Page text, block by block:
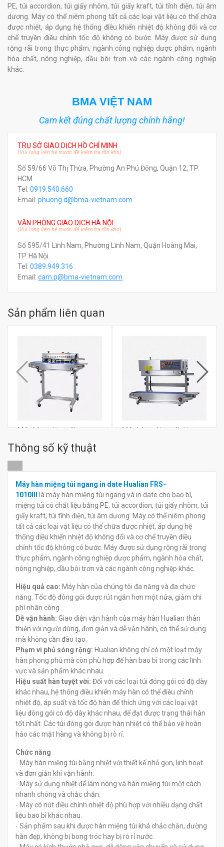
PE, túi accordion, túi giấy nhôm, túi giấy kraft, túi tĩnh điện, túi âm
dương. Máy có thể niêm phong tất cả các loại vật liệu có thể chữa
được nhiệt, áp dụng hệ thống điều khiển nhiệt độ không đổi và cơ
chế truyền điều chỉnh tốc độ không có bước. Máy được sử dụng
rộng rãi trong thực phẩm, ngành công nghiệp dược phẩm, ngành
hóa chất, nông nghiệp, dầu bôi trơn và các ngành công nghiệp
khác.
BMA VIỆT NAM
Cam kết đúng chất lượng chính hãng!
TRỤ SỞ GIAO DỊCH HỒ CHÍ MINH
(Vui lòng liên hệ trước để kiểm tra tồn kho)
Số 59/66 Võ Thị Thừa, Phường An Phú Đông, Quận 12, TP.
HCM.
Tel: 0919.540.660
Email: phuong.d@bma-vietnam.com
VĂN PHÒNG GIAO DỊCH HÀ NỘI
(Vui lòng liên hệ trước để kiểm tra tồn kho)
Số 595/41 Lĩnh Nam, Phường Lĩnh Nam, Quận Hoàng Mai,
TP. Hà Nội.
Tel: 0389.949.316
Email: cam.p@bma-vietnam.com
Sản phẩm liên quan
Máy hàn miệng túi ngang
770III
0đ
Máy hàn miệng túi đứng
0đ
Thông số kỹ thuật
Máy hàn miệng túi ngang in date Hualian FRS-
1010III
là máy hàn miệng túi ngang và in date cho bao bì,
miệng túi có chất liệu bằng PE, túi accordion, túi giấy nhôm, túi
giấy kraft, túi tĩnh điện, túi âm dương. Máy có thể niêm phong
tất cả các loại vật liệu có thể chữa được nhiệt, áp dụng hệ
thống điều khiển nhiệt độ không đổi và cơ chế truyền điều
chỉnh tốc độ không có bước. Máy được sử dụng rộng rãi trong
thực phẩm, ngành công nghiệp dược phẩm, ngành hóa chất,
nông nghiệp, dầu bôi trơn và các ngành công nghiệp khác.
Hiệu quả cao: Máy hàn của chúng tôi đa năng và đa chức
năng. Tốc độ đóng gói được rút ngắn hơn một nửa, giảm chi
phí nhân công.
Dễ vận hành: Giao diện vận hành của máy hàn Hualian thân
thiện với người dùng, đơn giản và dễ vận hành, có thể sử dụng
mà không cần đào tạo.
Phạm vi phủ sóng rộng: Hualian không chỉ có một loạt máy
hàn phong phú mà còn phù hợp để hàn bao bì trong các lĩnh
vực và sản phẩm khác nhau.
Hiệu suất hàn tuyệt vời: Đối với các loại túi đóng gói có độ dày
khác nhau, hệ thống điều khiển máy hàn có thể điều chỉnh
nhiệt độ, áp suất và tốc độ hàn để thích ứng với các loại vật
liệu đóng gói có độ dày khác nhau, để đạt được trạng thái hàn
tốt nhất. Các túi đóng gói được hàn nhiệt có thể bảo vệ hoàn
hảo các mặt hàng và không bị rò rỉ.
Chức năng
- Máy hàn miệng túi bằng nhiệt với thiết kế nhỏ gọn, linh hoạt
và đơn giản khi vận hành.
- Máy sử dụng nhiệt để làm nóng và hàn miệng túi một cách
nhanh chóng và chắc chắn.
- Máy có nút điều chỉnh nhiệt độ phù hợp với nhiều dạng chất
liệu bao bì khác nhau.
- Sản phẩm sau khi được hàn miệng túi khá chắc chắn, đường
hàn đẹp, không bị bong tróc hay bị rò rỉ nước.